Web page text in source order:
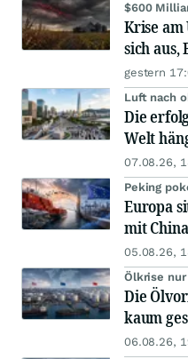
$600
Krise
sich aus,
gestern
Luft nach
Die
Welt
07.08.26,
Peking
Europa
mit
05.08.26,
Ölkrise nur
Die
kaum
06.08.26,